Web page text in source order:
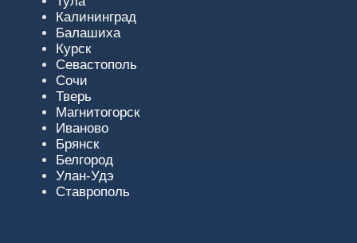
Калининград
Балашиха
Курск
Севастополь
Сочи
Тверь
Магнитогорск
Иваново
Брянск
Белгород
Улан-Удэ
Ставрополь